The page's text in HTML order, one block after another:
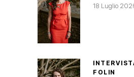
18 Luglio
FOLIN